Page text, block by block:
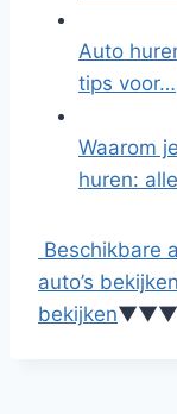
Auto
tips voor…
Waarom
huren:
Beschikbare
auto’s bekijken
bekijken▼▼▼